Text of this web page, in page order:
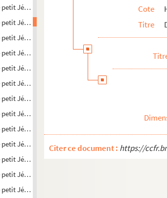
Jésus, maître du monde
Jésus, maître du monde
Jésus, maître du monde
petit Jésus, maître du monde
Jésus, maître du monde
petit Jésus, maître du monde
Jésus, maître du monde
Jésus, maître du monde
Jésus, maître du monde
Jésus, maître du monde
Jésus, maître du monde
Jésus, maître du monde
Jésus, maître du monde
Cote
Titre
Citer ce document : https://